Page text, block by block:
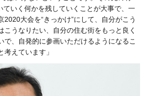
ていく何かを残していくことが大事で、一
2020大会を“きっかけ”にして、自分がこう
こうなりたい、自分の住む街をもっと良く
で、自発的に参画いただけるようになるこ
考えています」